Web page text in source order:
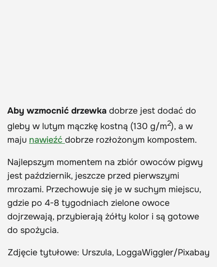
Aby wzmocnić drzewka dobrze jest dodać do
gleby w lutym mączkę kostną (130 g/m2), a w
maju nawieźć dobrze rozłożonym kompostem.
Najlepszym momentem na zbiór owoców pigwy
jest październik, jeszcze przed pierwszymi
mrozami. Przechowuje się je w suchym miejscu,
gdzie po 4-8 tygodniach zielone owoce
dojrzewają, przybierają żółty kolor i są gotowe
do spożycia.
Zdjęcie tytułowe: Urszula, LoggaWiggler/Pixabay